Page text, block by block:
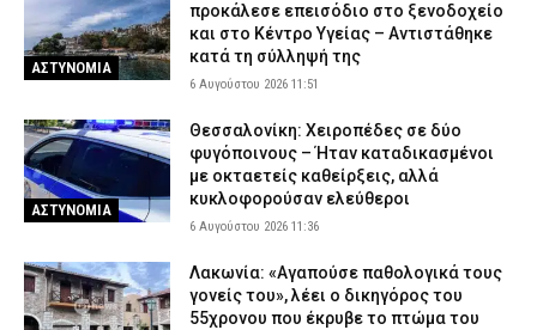
ΑΣΤΥΝΟΜΙΑ
προκάλεσε επεισόδιο στο ξενοδοχείο
και στο Κέντρο Υγείας – Αντιστάθηκε
κατά τη σύλληψή της
6 Αυγούστου 2026 11:51
ΑΣΤΥΝΟΜΙΑ
Θεσσαλονίκη: Χειροπέδες σε δύο
φυγόποινους – Ήταν καταδικασμένοι
με οκταετείς καθείρξεις, αλλά
κυκλοφορούσαν ελεύθεροι
6 Αυγούστου 2026 11:36
Λακωνία: «Αγαπούσε παθολογικά τους
γονείς του», λέει ο δικηγόρος του
55χρονου που έκρυβε το πτώμα του